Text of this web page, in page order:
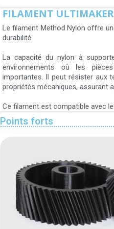
FILAMENT
Le filament Method Nylon offre
durabilité.
La capacité du nylon à
environnements où les
importantes. Il peut résister aux
propriétés mécaniques, assurant
Ce filament est compatible avec
Points forts